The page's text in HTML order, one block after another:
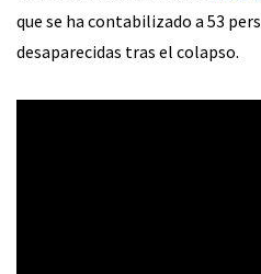
que se ha contabilizado a 53
desaparecidas tras el colapso.